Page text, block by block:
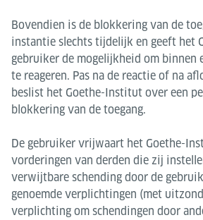
Bovendien is de blokkering van de
instantie slechts tijdelijk en geeft het
gebruiker de mogelijkheid om binnen
te reageren. Pas na de reactie of na
beslist het Goethe-Institut over een
blokkering van de toegang.
De gebruiker vrijwaart het Goethe-
vorderingen van derden die zij
verwijtbare schending door de
genoemde verplichtingen (met
verplichting om schendingen door